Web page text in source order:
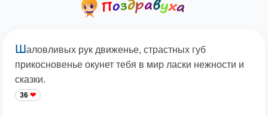
Шаловливых рук движенье, страстных губ
прикосновенье окунет тебя в мир ласки нежности и
сказки.
36